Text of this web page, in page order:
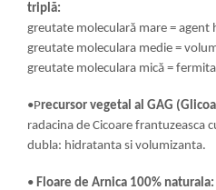
triplă:
greutate moleculară mare =
greutate moleculara medie =
greutate moleculara mică =
•Precursor vegetal al GAG
radacina de Cicoare frantuzeasca
dubla: hidratanta si volumizanta.
• Floare de Arnica 100% naturala: